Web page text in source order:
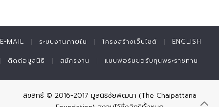
E-MAIL ระบบงานภายใน โครงสร้างเว็บไซต์ ENGLISH
ติดต่อมูลนิธิ สมัครงาน แบบฟอร์มขอรับทุนพระราชทาน
ลิขสิทธิ์ © 2016-2017 มูลนิธิชัยพัฒนา (The Chaipattana